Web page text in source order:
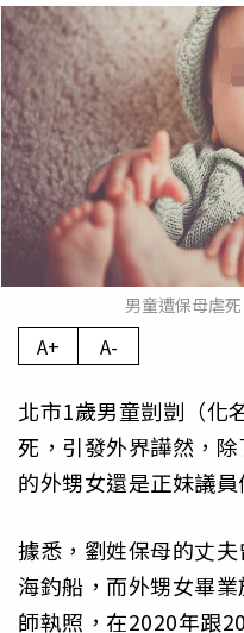
男童遭保母虐
A+ A-
北市1歲男童剴剴（化
死，引發外界譁然，
的外甥女還是正妹議
據悉，劉姓保母的丈
海釣船，而外甥女畢
師執照，在2020年跟